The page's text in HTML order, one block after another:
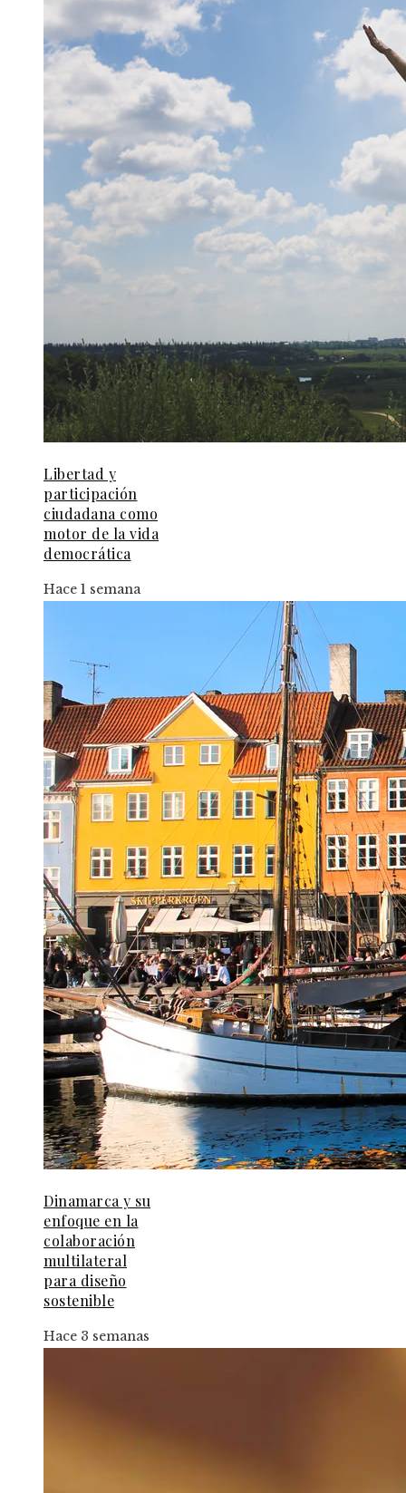
Libertad y
participación
ciudadana como
motor de la vida
democrática
Hace 1 semana
Dinamarca y su
enfoque en la
colaboración
multilateral
para diseño
sostenible
Hace 3 semanas